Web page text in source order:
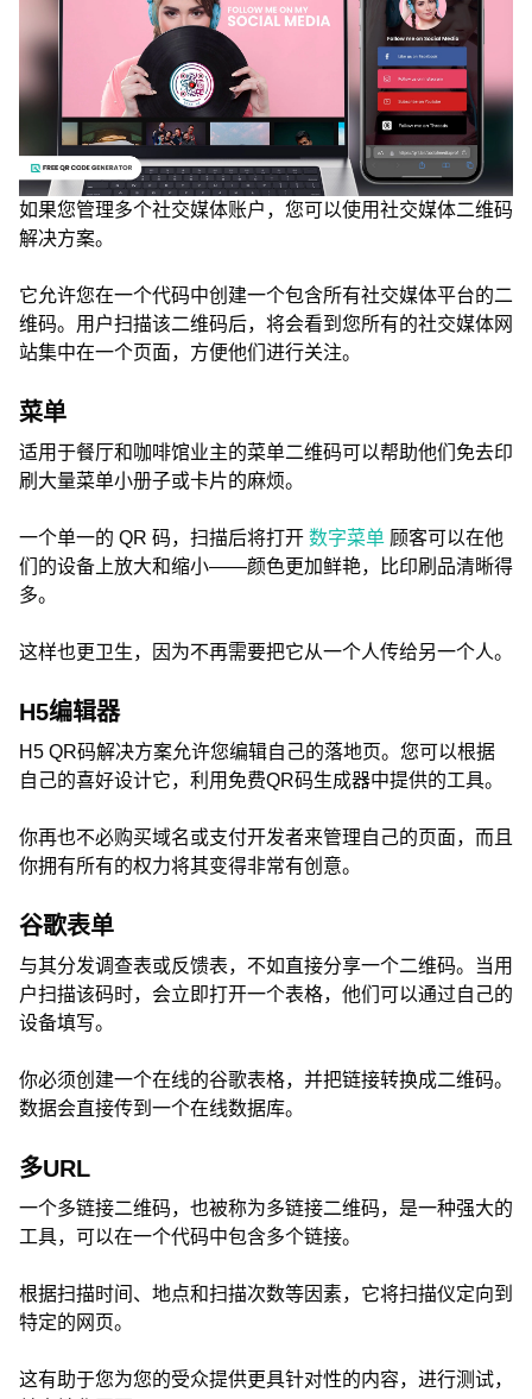
如果您管理多个社交媒体账户，您可以使用社交媒体二维码
解决方案。
它允许您在一个代码中创建一个包含所有社交媒体平台的二
维码。用户扫描该二维码后，将会看到您所有的社交媒体网
站集中在一个页面，方便他们进行关注。
菜单
适用于餐厅和咖啡馆业主的菜单二维码可以帮助他们免去印
刷大量菜单小册子或卡片的麻烦。
一个单一的 QR 码，扫描后将打开 数字菜单 顾客可以在他
们的设备上放大和缩小——颜色更加鲜艳，比印刷品清晰得
多。
这样也更卫生，因为不再需要把它从一个人传给另一个人。
H5编辑器
H5 QR码解决方案允许您编辑自己的落地页。您可以根据
自己的喜好设计它，利用免费QR码生成器中提供的工具。
你再也不必购买域名或支付开发者来管理自己的页面，而且
你拥有所有的权力将其变得非常有创意。
谷歌表单
与其分发调查表或反馈表，不如直接分享一个二维码。当用
户扫描该码时，会立即打开一个表格，他们可以通过自己的
设备填写。
你必须创建一个在线的谷歌表格，并把链接转换成二维码。
数据会直接传到一个在线数据库。
多URL
一个多链接二维码，也被称为多链接二维码，是一种强大的
工具，可以在一个代码中包含多个链接。
根据扫描时间、地点和扫描次数等因素，它将扫描仪定向到
特定的网页。
这有助于您为您的受众提供更具针对性的内容，进行测试，